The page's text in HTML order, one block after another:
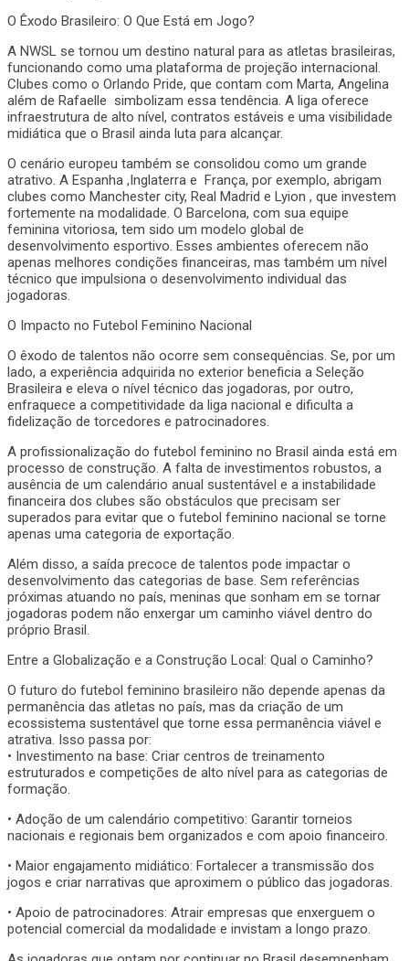
O Êxodo Brasileiro: O Que Está em Jogo?
A NWSL se tornou um destino natural para as atletas brasileiras,
funcionando como uma plataforma de projeção internacional.
Clubes como o Orlando Pride, que contam com Marta, Angelina
além de Rafaelle simbolizam essa tendência. A liga oferece
infraestrutura de alto nível, contratos estáveis e uma visibilidade
midiática que o Brasil ainda luta para alcançar.
O cenário europeu também se consolidou como um grande
atrativo. A Espanha ,Inglaterra e França, por exemplo, abrigam
clubes como Manchester city, Real Madrid e Lyion , que investem
fortemente na modalidade. O Barcelona, com sua equipe
feminina vitoriosa, tem sido um modelo global de
desenvolvimento esportivo. Esses ambientes oferecem não
apenas melhores condições financeiras, mas também um nível
técnico que impulsiona o desenvolvimento individual das
jogadoras.
O Impacto no Futebol Feminino Nacional
O êxodo de talentos não ocorre sem consequências. Se, por um
lado, a experiência adquirida no exterior beneficia a Seleção
Brasileira e eleva o nível técnico das jogadoras, por outro,
enfraquece a competitividade da liga nacional e dificulta a
fidelização de torcedores e patrocinadores.
A profissionalização do futebol feminino no Brasil ainda está em
processo de construção. A falta de investimentos robustos, a
ausência de um calendário anual sustentável e a instabilidade
financeira dos clubes são obstáculos que precisam ser
superados para evitar que o futebol feminino nacional se torne
apenas uma categoria de exportação.
Além disso, a saída precoce de talentos pode impactar o
desenvolvimento das categorias de base. Sem referências
próximas atuando no país, meninas que sonham em se tornar
jogadoras podem não enxergar um caminho viável dentro do
próprio Brasil.
Entre a Globalização e a Construção Local: Qual o Caminho?
O futuro do futebol feminino brasileiro não depende apenas da
permanência das atletas no país, mas da criação de um
ecossistema sustentável que torne essa permanência viável e
atrativa. Isso passa por:
• Investimento na base: Criar centros de treinamento
estruturados e competições de alto nível para as categorias de
formação.
• Adoção de um calendário competitivo: Garantir torneios
nacionais e regionais bem organizados e com apoio financeiro.
• Maior engajamento midiático: Fortalecer a transmissão dos
jogos e criar narrativas que aproximem o público das jogadoras.
• Apoio de patrocinadores: Atrair empresas que enxerguem o
potencial comercial da modalidade e invistam a longo prazo.